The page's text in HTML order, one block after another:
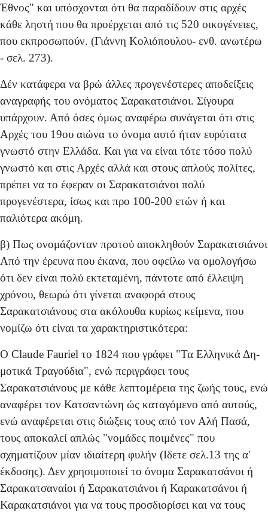
Έθνος" και υπόσχονται ότι θα παραδίδουν στις αρχές
κάθε ληστή που θα προέρχεται από τις 520 οικογένειες,
που εκπρο­σωπούν. (Γιάννη Κολιόπουλου- ενθ. ανωτέρω
- σελ. 273).
Δέν κατάφερα να βρώ άλλες προγενέστερες αποδεί­ξεις
αναγραφής του ονόματος Σαρακατσιάνοι. Σίγουρα
υπάρχουν. Από όσες όμως αναφέρω συνάγεται ότι στις
Αρχές του 19ου αιώνα το όνομα αυτό ήταν ευρύτατα
γνω­στό στην Ελλάδα. Και για να είναι τότε τόσο πολύ
γνωστό και στις Αρχές αλλά και στους απλούς πολίτες,
πρέπει να το έφεραν οι Σαρακατσιάνοι πολύ
προγενέστερα, ίσως και προ 100-200 ετών ή και
παλιότερα ακόμη.
β) Πως ονομάζονταν προτού αποκληθούν Σαρακατσιάνοι
Από την έρευνα που έκανα, που οφείλω να ομολογή­σω
ότι δεν είναι πολύ εκτεταμένη, πάντοτε από έλλειψη
χρόνου, θεωρώ ότι γίνεται αναφορά στους
Σαρακατσιάνους στα ακόλουθα κυρίως κείμενα, που
νομίζω ότι είναι τα χαρακτηριστικότερα:
Ο Claude Fauriel το 1824 που γράφει "Τα Ελληνικά Δη­
μοτικά Τραγούδια", ενώ περιγράφει τους
Σαρακατσιάνους με κάθε λεπτομέρεια της ζωής τους, ενώ
αναφέρει τον Κατσαντώνη ώς καταγόμενο από αυτούς,
ενώ αναφέρεται στις διώξεις τους από τον Αλή Πασά,
τους αποκαλεί απλώς "νομάδες ποιμένες" που
σχηματίζουν μίαν ιδιαίτε­ρη φυλήν (Ιδετε σελ.13 της α'
έκδοσης). Δεν χρησιμοποιεί το όνομα Σαρακατσάνοι ή
Σαρακατσαναίοι ή Σαρακατσιάνοι ή Καρακατσάνοι ή
Καρακατσιάνοι για να τους προσ­διορίσει και να τους